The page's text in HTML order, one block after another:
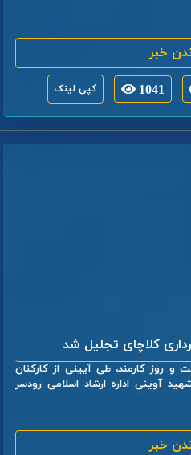
خبر
1041 کپی لینک
کلاچای تجلیل شد
روز کارمند، طی آیینی از کارکنان
آوینی اداره ارشاد اسلامی رودسر
خبر